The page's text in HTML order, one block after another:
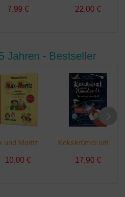
7,99 € 22,00 €
Jahren - Bestseller
10,00 € 17,90 €